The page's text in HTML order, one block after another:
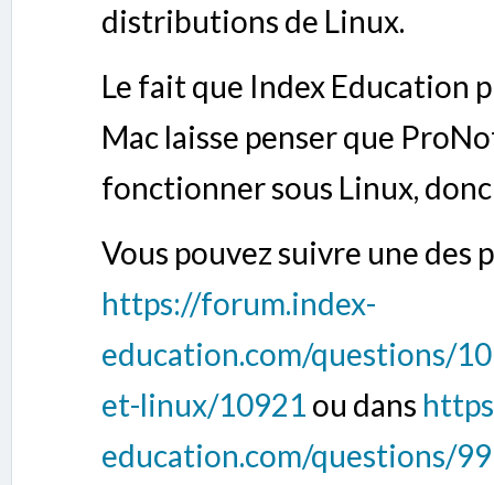
distributions de Linux.
Le fait que Index Education
Mac laisse penser que
fonctionner sous Linux,
Vous pouvez suivre une des
https://forum.index-
education.com/questions/
et-linux/10921 ou dans
education.com/questions/